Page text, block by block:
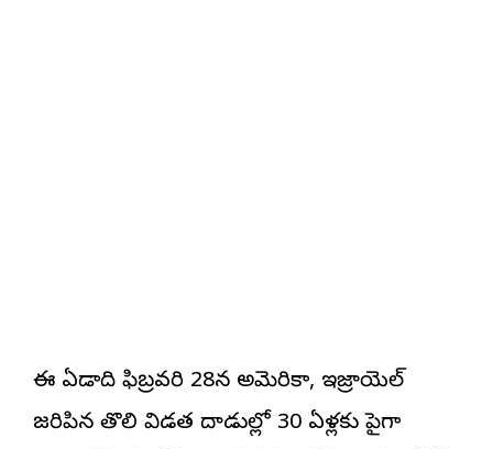
ఈ ఏడాది ఫిబ్రవరి 28న అమెరికా, ఇజ్రాయెల్
జరిపిన తొలి విడత దాడుల్లో 30 ఏళ్లకు పైగా